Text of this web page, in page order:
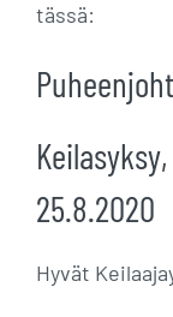
tässä:
25.8.2020
Hyvät